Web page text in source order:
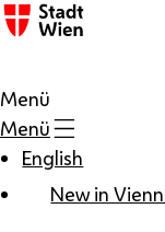
Zum Inhalt
Menü
Menü
English
New in